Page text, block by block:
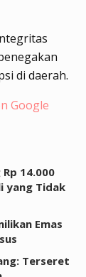
di daerah.
Google
14.000
yang Tidak
Emas
Terseret